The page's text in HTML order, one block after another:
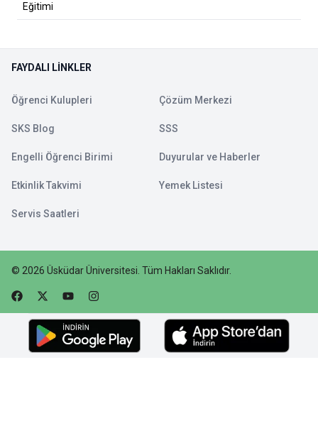
Eğitimi
FAYDALI LINKLER
Öğrenci Kulupleri Çözüm Merkezi
SKS Blog SSS
Engelli Öğrenci Birimi Duyurular ve Haberler
Etkinlik Takvimi Yemek Listesi
Servis Saatleri
© 2026 Üsküdar Üniversitesi. Tüm Hakları Saklıdır.